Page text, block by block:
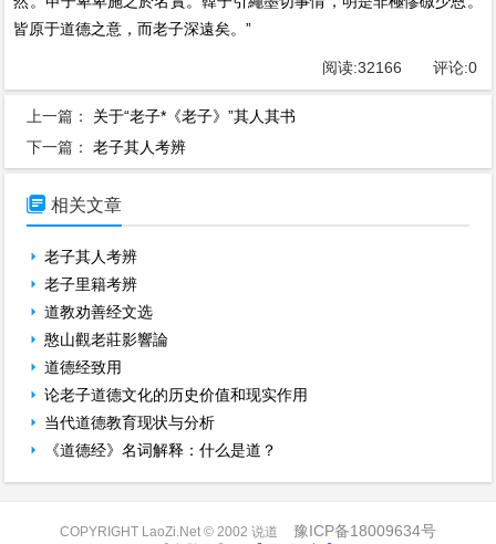
皆原于道德之意，而老子深遠矣。”
阅读:32166 评论:0
上一篇： 关于“老子*《老子》”其人其书
下一篇：老子其人考辨
 相关文章
老子其人考辨
老子里籍考辨
道教劝善经文选
憨山觀老莊影響論
道德经致用
论老子道德文化的历史价值和现实作用
当代道德教育现状与分析
《道德经》名词解释：什么是道？
COPYRIGHT LaoZi.Net © 2002 说道
豫ICP备18009634号